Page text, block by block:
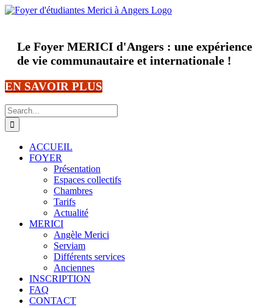
Skip
Le Foyer MERICI d'Angers : une expérience
de vie communautaire et internationale !
EN SAVOIR PLUS
Search
for:
ACCUEIL
FOYER
Présentation
Espaces collectifs
Chambres
Tarifs
Actualité
MERICI
Angèle Merici
Serviam
Différents services
Anciennes
INSCRIPTION
FAQ
CONTACT